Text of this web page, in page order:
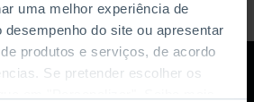
uma melhor experiência de
desempenho do site ou apresentar
produtos e serviços, de acordo
Se pretender escolher os